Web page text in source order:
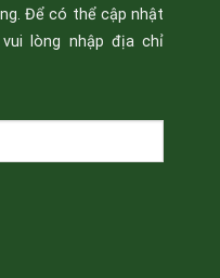
Để có thể cập nhật
lòng nhập địa chỉ